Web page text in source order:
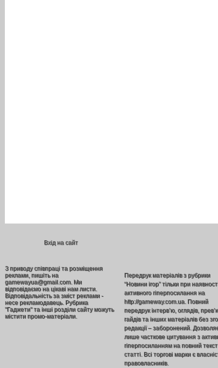
Вхід на сайт
З приводу співпраці та розміщення
реклами, пишіть на
gamewayua@gmail.com. Ми
відповідаємо на цікаві нам листи.
Відповідальність за зміст реклами -
несе рекламодавець. Рубрика
"Гаджети" та інші розділи сайту можуть
містити промо-матеріали.
Передрук матеріалів з рубрики
“Новини ігор” тільки при
активного гіперпосилання на
http://gameway.com.ua. Повний
передрук інтерв’ю, оглядів,
гайдів та інших матеріалів без
редакції – заборонений.
лише часткове цитування з
гіперпосиланням на повний текст
статті. Всі торгові марки є
правовласників.